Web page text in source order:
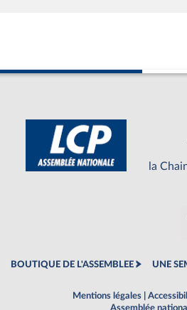
la
BOUTIQUE DE L'ASSEMBLEE UNE
Mentions légales
Assemblée